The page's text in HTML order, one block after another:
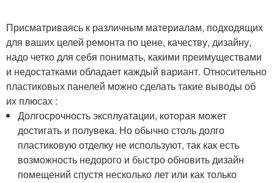
Присматриваясь к различным материалам, подходящих
для ваших целей ремонта по цене, качеству, дизайну,
надо четко для себя понимать, какими преимуществами
и недостатками обладает каждый вариант. Относительно
пластиковых панелей можно сделать такие выводы об
их плюсах :
Долгосрочность эксплуатации, которая может
достигать и полувека. Но обычно столь долго
пластиковую отделку не используют, так как есть
возможность недорого и быстро обновить дизайн
помещений спустя несколько лет или как только